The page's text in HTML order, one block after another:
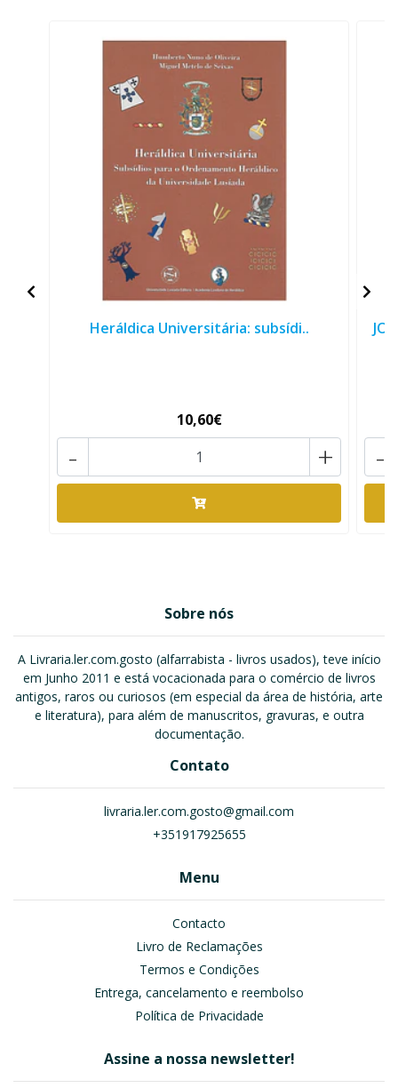
Heráldica Universitária: subsídi..
10,60€
+
- -
Sobre nós
A Livraria.ler.com.gosto (alfarrabista - livros usados), teve início
em Junho 2011 e está vocacionada para o comércio de livros
antigos, raros ou curiosos (em especial da área de história, arte
e literatura), para além de manuscritos, gravuras, e outra
documentação.
Contato
livraria.ler.com.gosto@gmail.com
+351917925655
Menu
Contacto
Livro de Reclamações
Termos e Condições
Entrega, cancelamento e reembolso
Política de Privacidade
Assine a nossa newsletter!